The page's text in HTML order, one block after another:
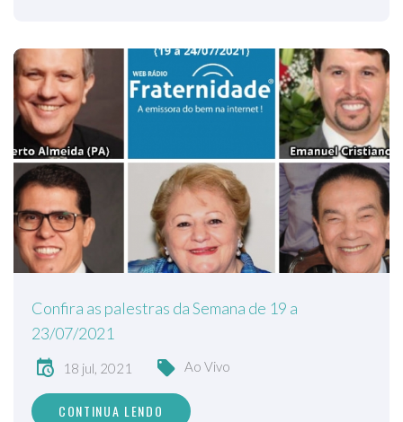
Confira as palestras da Semana de 19 a
23/07/2021
18 jul, 2021 Ao Vivo
CONTINUA LENDO